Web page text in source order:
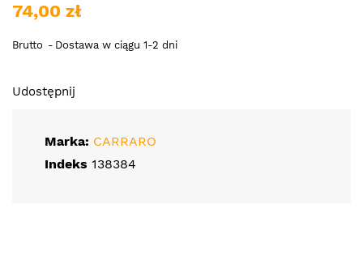
74,00 zł
Brutto Dostawa w ciągu 1-2 dni
Udostępnij
Marka: CARRARO
Indeks 138384